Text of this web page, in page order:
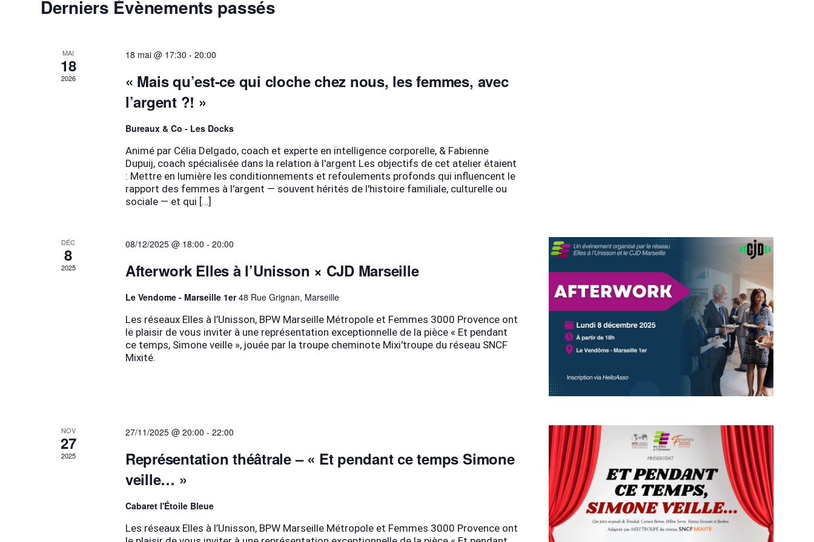
Derniers Évènements passés
MAI
18
2026
18 mai @ 17:30 - 20:00
« Mais qu’est-ce qui cloche chez nous, les femmes, avec
l’argent ?! »
Bureaux & Co - Les Docks
Animé par Célia Delgado, coach et experte en intelligence corporelle, & Fabienne
Dupuij, coach spécialisée dans la relation à l'argent Les objectifs de cet atelier étaient
: Mettre en lumière les conditionnements et refoulements profonds qui influencent le
rapport des femmes à l'argent — souvent hérités de l'histoire familiale, culturelle ou
sociale — et qui […]
DÉC
8
2025
08/12/2025 @ 18:00 - 20:00
Afterwork Elles à l’Unisson × CJD Marseille
Le Vendome - Marseille 1er48 Rue Grignan, Marseille
Les réseaux Elles à l’Unisson, BPW Marseille Métropole et Femmes 3000 Provence ont
le plaisir de vous inviter à une représentation exceptionnelle de la pièce « Et pendant
ce temps, Simone veille », jouée par la troupe cheminote Mixi'troupe du réseau SNCF
Mixité.
NOV
27
2025
27/11/2025 @ 20:00 - 22:00
Représentation théâtrale – « Et pendant ce temps Simone
veille… »
Cabaret l'Étoile Bleue
Les réseaux Elles à l’Unisson, BPW Marseille Métropole et Femmes 3000 Provence ont